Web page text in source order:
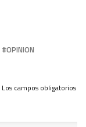
OPINION
Los campos obligatorios